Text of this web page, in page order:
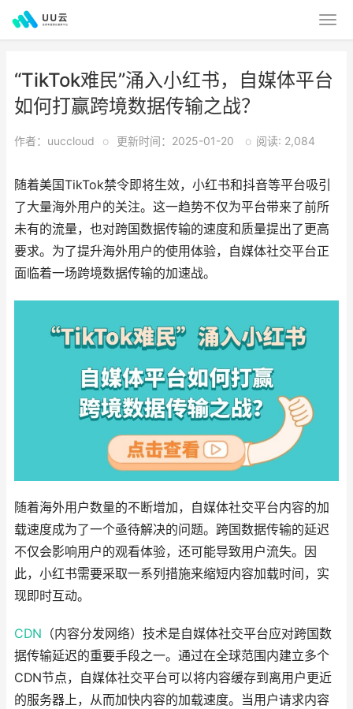
“TikTok难民”涌入小红书，自媒体平台
如何打赢跨境数据传输之战？
作者：uuccloud o 更新时间：2025-01-20 o 阅读: 2,084
随着美国TikTok禁令即将生效，小红书和抖音等平台吸引
了大量海外用户的关注。这一趋势不仅为平台带来了前所
未有的流量，也对跨国数据传输的速度和质量提出了更高
要求。为了提升海外用户的使用体验，自媒体社交平台正
面临着一场跨境数据传输的加速战。
随着海外用户数量的不断增加，自媒体社交平台内容的加
载速度成为了一个亟待解决的问题。跨国数据传输的延迟
不仅会影响用户的观看体验，还可能导致用户流失。因
此，小红书需要采取一系列措施来缩短内容加载时间，实
现即时互动。
CDN （内容分发网络）技术是自媒体社交平台应对跨国数
据传输延迟的重要手段之一。通过在全球范围内建立多个
CDN节点，自媒体社交平台可以将内容缓存到离用户更近
的服务器上，从而加快内容的加载速度。当用户请求内容